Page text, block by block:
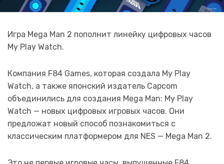
Игра Mega Man 2 пополнит линейку цифровых часов
My Play Watch.
Компания F84 Games, которая создала My Play
Watch, а также японский издатель Capcom
объединились для создания Mega Man: My Play
Watch — новых цифровых игровых часов. Они
предложат новый способ познакомиться с
классическим платформером для NES — Mega Man 2.